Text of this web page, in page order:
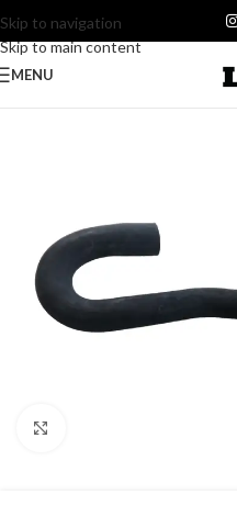
Skip to navigation
Skip to main content
MENU